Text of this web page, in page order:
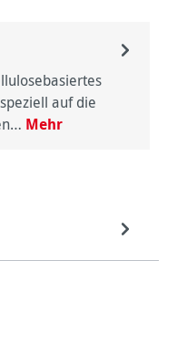
auf die
Mehr